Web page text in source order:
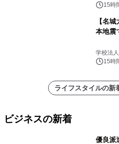
15時
【名
本地震
学校法
15時
ライフスタイルの新
ビジネスの新着
優良派